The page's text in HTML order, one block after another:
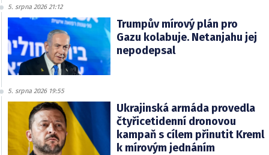
5. srpna 2026 21:12
Trumpův mírový plán pro
Gazu kolabuje. Netanjahu jej
nepodepsal
5. srpna 2026 19:55
Ukrajinská armáda provedla
čtyřicetidenní dronovou
kampaň s cílem přinutit Kreml
k mírovým jednáním